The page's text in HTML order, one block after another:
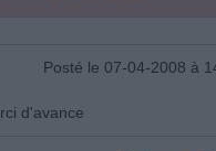
Posté le 07-04-2008 à
d'avance